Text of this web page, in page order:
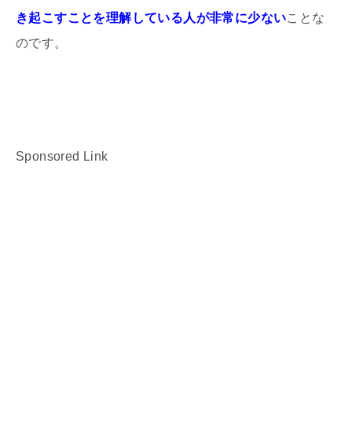
き起こすことを理解している人が非常に少ないことな
のです。
Sponsored Link